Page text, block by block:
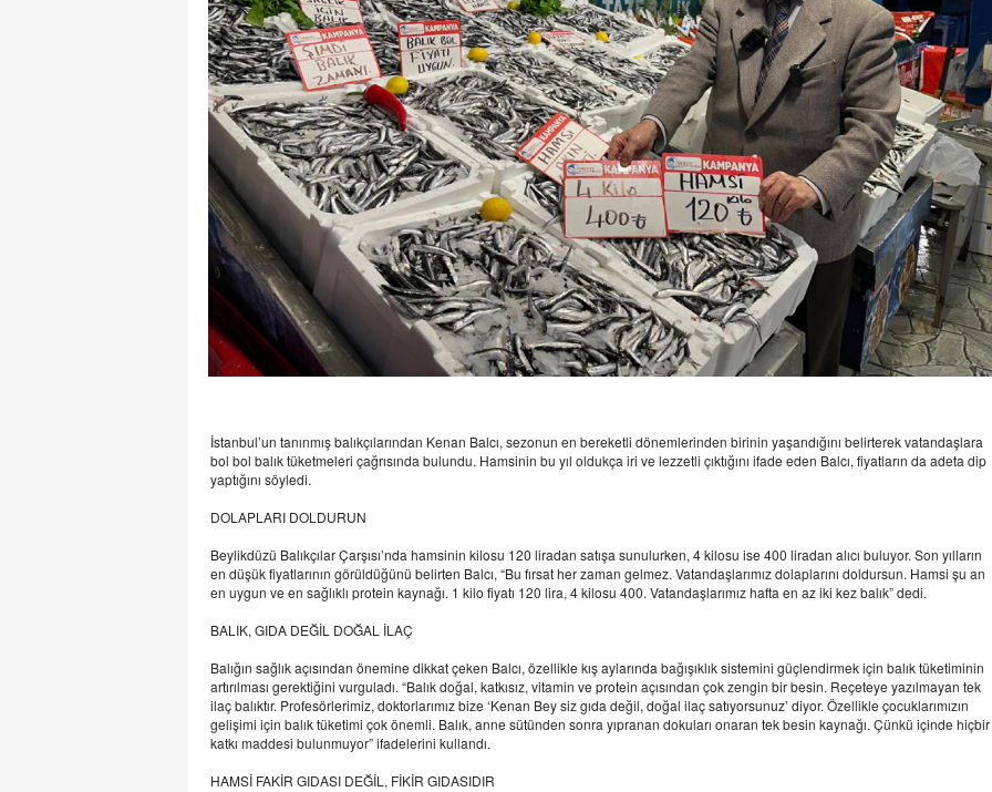
İstanbul’un tanınmış balıkçılarından Kenan Balcı, sezonun en bereketli dönemlerinden birinin yaşandığını belirterek vatandaşlara
bol bol balık tüketmeleri çağrısında bulundu. Hamsinin bu yıl oldukça iri ve lezzetli çıktığını ifade eden Balcı, fiyatların da adeta dip
yaptığını söyledi.
DOLAPLARI DOLDURUN
Beylikdüzü Balıkçılar Çarşısı’nda hamsinin kilosu 120 liradan satışa sunulurken, 4 kilosu ise 400 liradan alıcı buluyor. Son yılların
en düşük fiyatlarının görüldüğünü belirten Balcı, “Bu fırsat her zaman gelmez. Vatandaşlarımız dolaplarını doldursun. Hamsi şu an
en uygun ve en sağlıklı protein kaynağı. 1 kilo fiyatı 120 lira, 4 kilosu 400. Vatandaşlarımız hafta en az iki kez balık” dedi.
BALIK, GIDA DEĞİL DOĞAL İLAÇ
Balığın sağlık açısından önemine dikkat çeken Balcı, özellikle kış aylarında bağışıklık sistemini güçlendirmek için balık tüketiminin
artırılması gerektiğini vurguladı. “Balık doğal, katkısız, vitamin ve protein açısından çok zengin bir besin. Reçeteye yazılmayan tek
ilaç balıktır. Profesörlerimiz, doktorlarımız bize ‘Kenan Bey siz gıda değil, doğal ilaç satıyorsunuz’ diyor. Özellikle çocuklarımızın
gelişimi için balık tüketimi çok önemli. Balık, anne sütünden sonra yıpranan dokuları onaran tek besin kaynağı. Çünkü içinde hiçbir
katkı maddesi bulunmuyor” ifadelerini kullandı.
HAMSİ FAKİR GIDASI DEĞİL, FİKİR GIDASIDIR